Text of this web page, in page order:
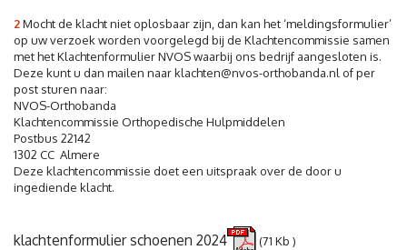
2Mocht de klacht niet oplosbaar zijn, dan kan het ‘meldingsformulier’
op uw verzoek worden voorgelegd bij de Klachtencommissie samen
met het Klachtenformulier NVOS waarbij ons bedrijf aangesloten is.
Deze kunt u dan mailen naar klachten@nvos-orthobanda.nl of per
post sturen naar:
NVOS-Orthobanda
Klachtencommissie Orthopedische Hulpmiddelen
Postbus 22142
1302 CC Almere
Deze klachtencommissie doet een uitspraak over de door u
ingediende klacht.
klachtenformulier schoenen 2024 (71 Kb )